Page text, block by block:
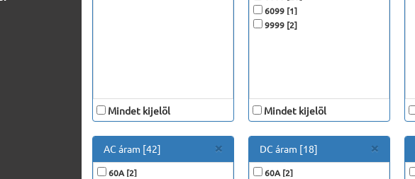
Mindet kijelöl
6099 [1]
9999 [2]
Mindet kijelöl
AC áram [42] ×Close
60A [2]
DC áram [18] ×Close
60A [2]